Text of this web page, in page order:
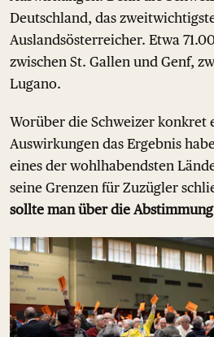
Deutschland, das
Auslandsösterreicher. Etwa
zwischen St. Gallen und Genf,
Lugano.
Worüber die Schweizer konkret
Auswirkungen das Ergebnis
eines der wohlhabendsten
seine Grenzen für Zuzügler
sollte man über die